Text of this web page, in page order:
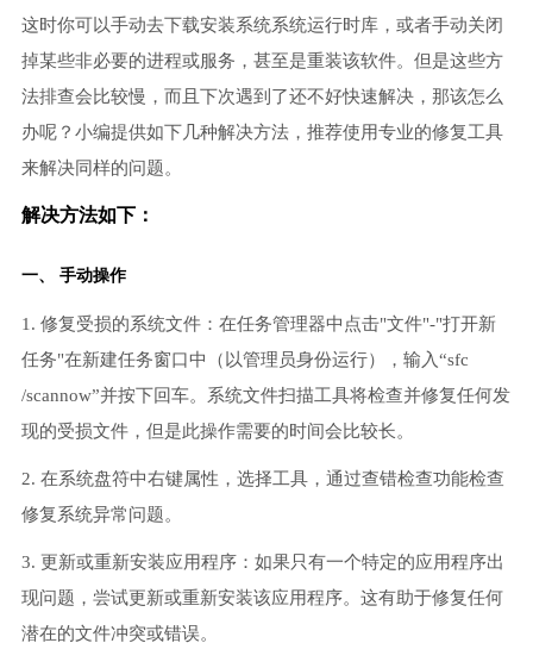
这时你可以手动去下载安装系统系统运行时库，或者手动关闭
掉某些非必要的进程或服务，甚至是重装该软件。但是这些方
法排查会比较慢，而且下次遇到了还不好快速解决，那该怎么
办呢？小编提供如下几种解决方法，推荐使用专业的修复工具
来解决同样的问题。
解决方法如下：
一、 手动操作
1. 修复受损的系统文件：在任务管理器中点击"文件"-"打开新
任务"在新建任务窗口中（以管理员身份运行），输入“sfc
/scannow”并按下回车。系统文件扫描工具将检查并修复任何发
现的受损文件，但是此操作需要的时间会比较长。
2. 在系统盘符中右键属性，选择工具，通过查错检查功能检查
修复系统异常问题。
3. 更新或重新安装应用程序：如果只有一个特定的应用程序出
现问题，尝试更新或重新安装该应用程序。这有助于修复任何
潜在的文件冲突或错误。